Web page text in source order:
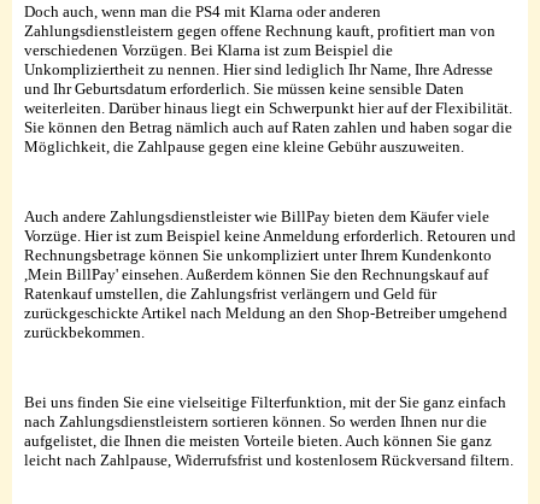
Doch auch, wenn man die PS4 mit Klarna oder anderen
Zahlungsdienstleistern gegen offene Rechnung kauft, profitiert man von
verschiedenen Vorzügen. Bei Klarna ist zum Beispiel die
Unkompliziertheit zu nennen. Hier sind lediglich Ihr Name, Ihre Adresse
und Ihr Geburtsdatum erforderlich. Sie müssen keine sensible Daten
weiterleiten. Darüber hinaus liegt ein Schwerpunkt hier auf der Flexibilität.
Sie können den Betrag nämlich auch auf Raten zahlen und haben sogar die
Möglichkeit, die Zahlpause gegen eine kleine Gebühr auszuweiten.
Auch andere Zahlungsdienstleister wie BillPay bieten dem Käufer viele
Vorzüge. Hier ist zum Beispiel keine Anmeldung erforderlich. Retouren und
Rechnungsbetrage können Sie unkompliziert unter Ihrem Kundenkonto
,Mein BillPay' einsehen. Außerdem können Sie den Rechnungskauf auf
Ratenkauf umstellen, die Zahlungsfrist verlängern und Geld für
zurückgeschickte Artikel nach Meldung an den Shop-Betreiber umgehend
zurückbekommen.
Bei uns finden Sie eine vielseitige Filterfunktion, mit der Sie ganz einfach
nach Zahlungsdienstleistern sortieren können. So werden Ihnen nur die
aufgelistet, die Ihnen die meisten Vorteile bieten. Auch können Sie ganz
leicht nach Zahlpause, Widerrufsfrist und kostenlosem Rückversand filtern.